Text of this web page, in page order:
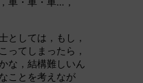
としては，もし，
ってしまったら，
な，結構難しいん
ことを考えなが